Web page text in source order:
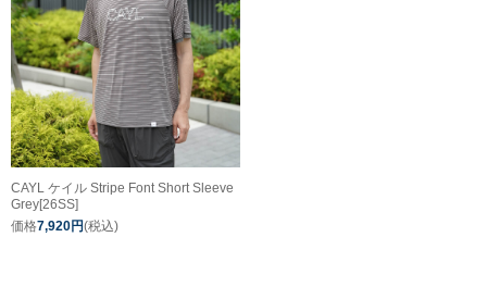
CAYL ケイル Stripe Font Short Sleeve
Grey[26SS]
価格7,920円(税込)